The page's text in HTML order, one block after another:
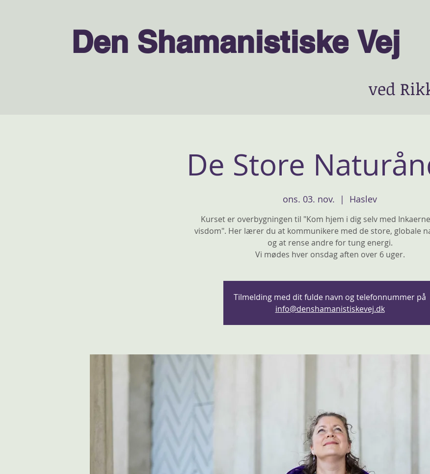
Den Shamanistiske Vej
ved
De Store
ons. 03. nov.
  |
Haslev
Kurset er overbygningen til "Kom hjem i dig selv med
visdom". Her lærer du at kommunikere med de store, globale
og at rense andre for tung energi.
Vi mødes hver onsdag aften over 6 uger.
Tilmelding med dit fulde navn og telefonnummer på
info@denshamanistiskevej.dk